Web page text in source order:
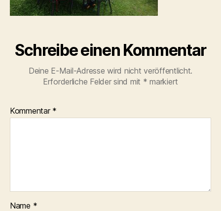
Schreibe einen Kommentar
Deine E-Mail-Adresse wird nicht veröffentlicht.
Erforderliche Felder sind mit * markiert
Kommentar *
Name *